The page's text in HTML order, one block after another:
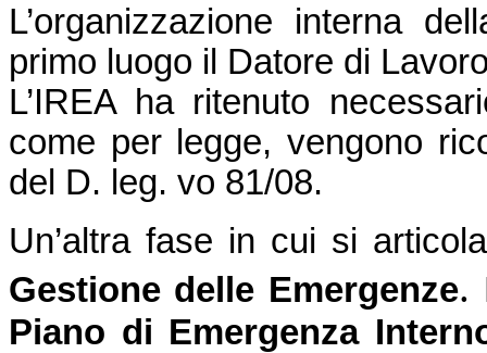
L’organizzazione interna
primo luogo il Datore di
L’IREA ha ritenuto
come per legge, vengono
del D. leg. vo 81/08.
Un’altra fase in cui si
Gestione delle Emergenze.
Piano di Emergenza